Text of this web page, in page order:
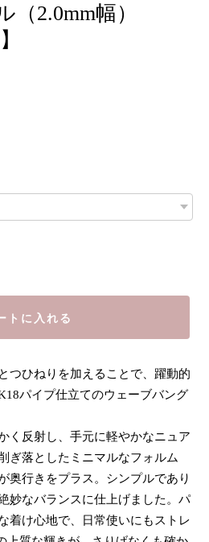
2.0mm幅）
トに入れる
つひねりを加えることで、躍動的
パイプ仕立てのウェーブバング
く反射し、手元に軽やかなニュア
ぎ落としたミニマルなフォルム
奥行きをプラス。シンプルであり
妙なバランスに仕上げました。パ
着け心地で、日常使いにもストレ